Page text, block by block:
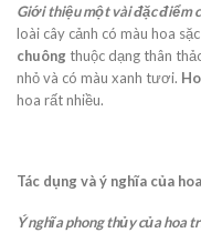
Giới thiệu một vài đặc điểm
loài cây cảnh có màu hoa
chuông thuộc dạng thân
nhỏ và có màu xanh tươi.
hoa rất nhiều.
Tác dụng và ý nghĩa của
Ý nghĩa phong thủy của hoa